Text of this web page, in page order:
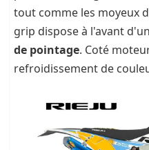
tout comme les moyeux
grip dispose à l'avant
de pointage. Coté
refroidissement de